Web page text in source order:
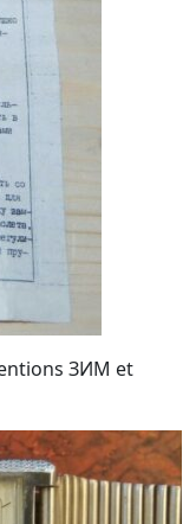
ЗИМ et